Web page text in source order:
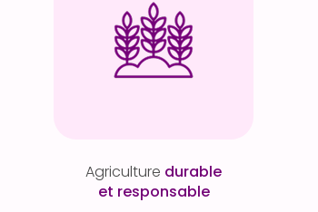
Agriculture durable
et responsable